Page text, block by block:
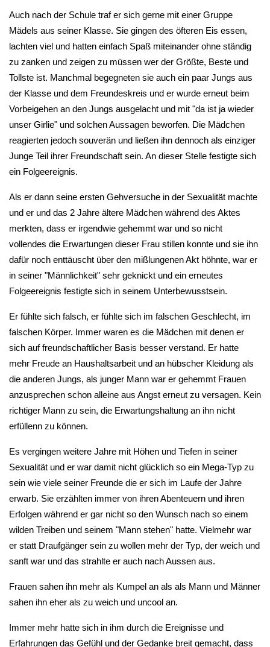
Auch nach der Schule traf er sich gerne mit einer Gruppe
Mädels aus seiner Klasse. Sie gingen des öfteren Eis essen,
lachten viel und hatten einfach Spaß miteinander ohne ständig
zu zanken und zeigen zu müssen wer der Größte, Beste und
Tollste ist. Manchmal begegneten sie auch ein paar Jungs aus
der Klasse und dem Freundeskreis und er wurde erneut beim
Vorbeigehen an den Jungs ausgelacht und mit "da ist ja wieder
unser Girlie" und solchen Aussagen beworfen. Die Mädchen
reagierten jedoch souverän und ließen ihn dennoch als einziger
Junge Teil ihrer Freundschaft sein. An dieser Stelle festigte sich
ein Folgeereignis.
Als er dann seine ersten Gehversuche in der Sexualität machte
und er und das 2 Jahre ältere Mädchen während des Aktes
merkten, dass er irgendwie gehemmt war und so nicht
vollendes die Erwartungen dieser Frau stillen konnte und sie ihn
dafür noch enttäuscht über den mißlungenen Akt höhnte, war er
in seiner "Männlichkeit" sehr geknickt und ein erneutes
Folgeereignis festigte sich in seinem Unterbewusstsein.
Er fühlte sich falsch, er fühlte sich im falschen Geschlecht, im
falschen Körper. Immer waren es die Mädchen mit denen er
sich auf freundschaftlicher Basis besser verstand. Er hatte
mehr Freude an Haushaltsarbeit und an hübscher Kleidung als
die anderen Jungs, als junger Mann war er gehemmt Frauen
anzusprechen schon alleine aus Angst erneut zu versagen. Kein
richtiger Mann zu sein, die Erwartungshaltung an ihn nicht
erfüllenn zu können.
Es vergingen weitere Jahre mit Höhen und Tiefen in seiner
Sexualität und er war damit nicht glücklich so ein Mega-Typ zu
sein wie viele seiner Freunde die er sich im Laufe der Jahre
erwarb. Sie erzählten immer von ihren Abenteuern und ihren
Erfolgen während er gar nicht so den Wunsch nach so einem
wilden Treiben und seinem "Mann stehen" hatte. Vielmehr war
er statt Draufgänger sein zu wollen mehr der Typ, der weich und
sanft war und das strahlte er auch nach Aussen aus.
Frauen sahen ihn mehr als Kumpel an als als Mann und Männer
sahen ihn eher als zu weich und uncool an.
Immer mehr hatte sich in ihm durch die Ereignisse und
Erfahrungen das Gefühl und der Gedanke breit gemacht, dass